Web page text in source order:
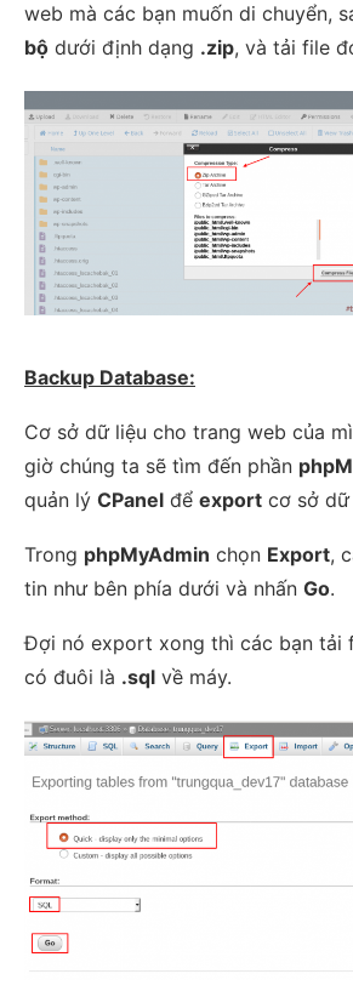
web mà các bạn muốn di chuyển,
bộ dưới định dạng .zip, và tải file
Backup Database:
Cơ sở dữ liệu cho trang web của
giờ chúng ta sẽ tìm đến phần
quản lý CPanel để export cơ sở dữ
Trong phpMyAdmin chọn Export,
tin như bên phía dưới và nhấn Go.
Đợi nó export xong thì các bạn tải
có đuôi là .sql về máy.